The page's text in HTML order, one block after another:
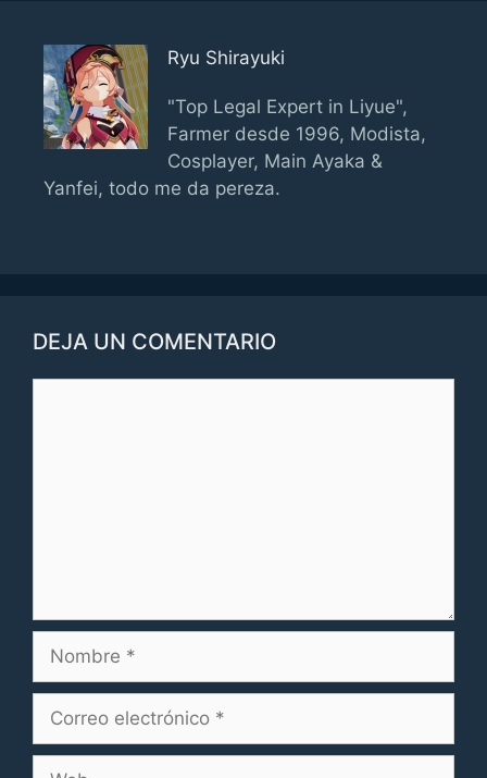
Ryu Shirayuki
"Top Legal Expert in Liyue",
Farmer desde 1996, Modista,
Cosplayer, Main Ayaka &
Yanfei, todo me da pereza.
DEJA UN COMENTARIO
electrónico